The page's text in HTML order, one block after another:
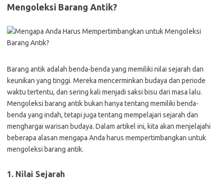
Mengoleksi Barang Antik?
Barang antik adalah benda-benda yang memiliki nilai sejarah dan
keunikan yang tinggi. Mereka mencerminkan budaya dan periode
waktu tertentu, dan sering kali menjadi saksi bisu dari masa lalu.
Mengoleksi barang antik bukan hanya tentang memiliki benda-
benda yang indah, tetapi juga tentang mempelajari sejarah dan
menghargai warisan budaya. Dalam artikel ini, kita akan menjelajahi
beberapa alasan mengapa Anda harus mempertimbangkan untuk
mengoleksi barang antik.
1. Nilai Sejarah